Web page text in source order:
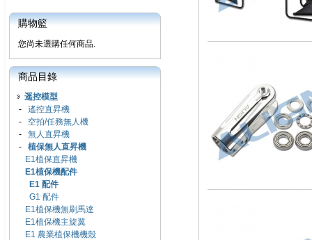
購物籃
您尚未選購任何商品.
商品目錄
遥控模型
- 遙控直昇機
- 空拍/任務無人機
- 無人直昇機
- 植保無人直昇機
E1植保直昇機
E1植保機配件
E1 配件
G1 配件
E1植保機無刷馬達
E1植保機主旋翼
E1 農業植保機機殼